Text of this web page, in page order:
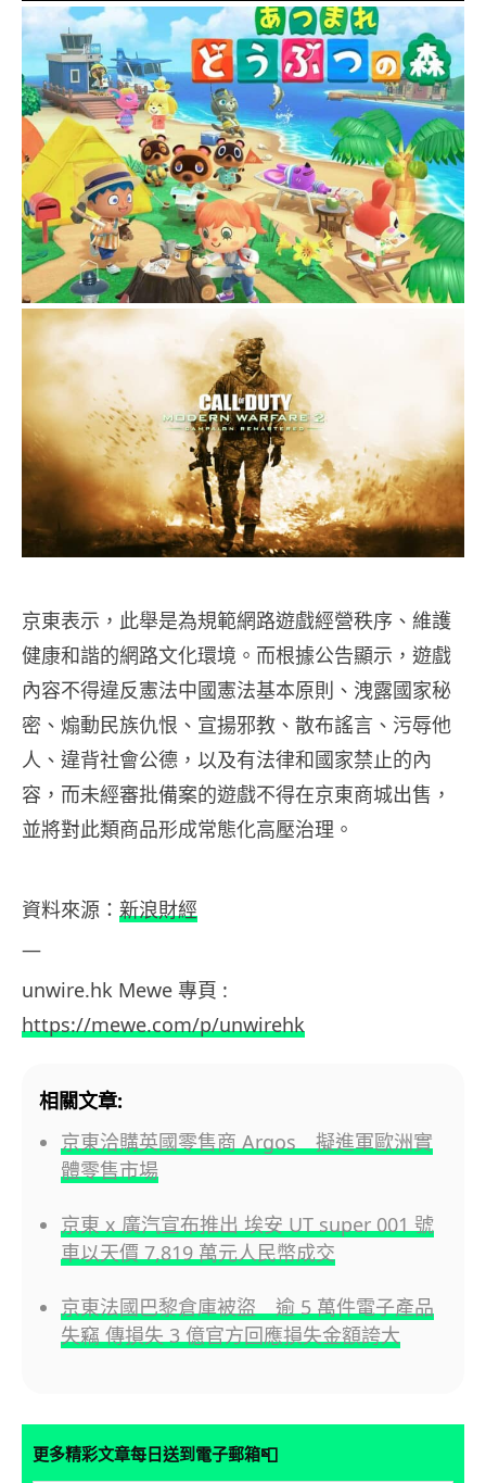
京東表示，此舉是為規範網路遊戲經營秩序、維護
健康和諧的網路文化環境。而根據公告顯示，遊戲
內容不得違反憲法中國憲法基本原則、洩露國家秘
密、煽動民族仇恨、宣揚邪教、散布謠言、污辱他
人、違背社會公德，以及有法律和國家禁止的內
容，而未經審批備案的遊戲不得在京東商城出售，
並將對此類商品形成常態化高壓治理。
資料來源： 新浪財經
—
unwire.hk Mewe 專頁 :
https://mewe.com/p/unwirehk
相關文章:
京東洽購英國零售商 Argos 擬進軍歐洲實
體零售市場
京東 x 廣汽宣布推出 埃安 UT super 001 號
車以天價 7,819 萬元人民幣成交
京東法國巴黎倉庫被盜 逾 5 萬件電子產品
失竊 傳損失 3 億官方回應損失金額誇大
更多精彩文章每日送到電子郵箱📮